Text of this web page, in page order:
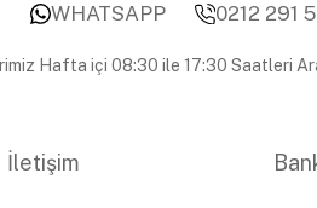
WHATSAPP
0212 291
Hafta içi 08:30 ile 17:30 Saatleri
İletişim